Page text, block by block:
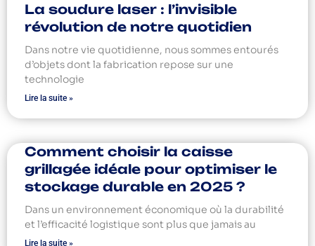
La soudure laser : l’invisible
révolution de notre quotidien
Dans notre vie quotidienne, nous sommes entourés
d’objets dont la fabrication repose sur une
technologie
Lire la suite »
Comment choisir la caisse
grillagée idéale pour optimiser le
stockage durable en 2025 ?
Dans un environnement économique où la durabilité
et l’efficacité logistique sont plus que jamais au
Lire la suite »